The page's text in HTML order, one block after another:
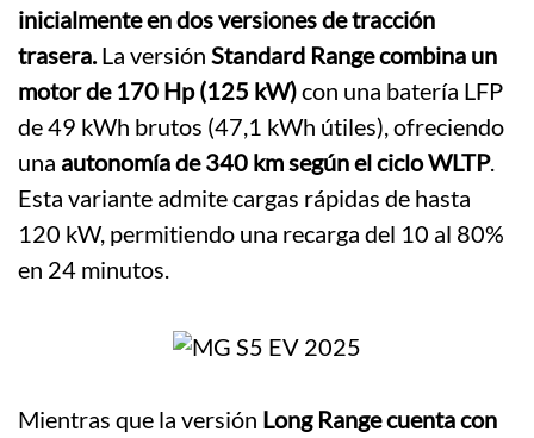
inicialmente en dos versiones de tracción
trasera. La versión Standard Range combina un
motor de 170 Hp (125 kW)con una batería LFP
de 49 kWh brutos (47,1 kWh útiles), ofreciendo
una autonomía de 340 km según el ciclo WLTP.
Esta variante admite cargas rápidas de hasta
120 kW, permitiendo una recarga del 10 al 80%
en 24 minutos.
Mientras que la versión Long Range cuenta con